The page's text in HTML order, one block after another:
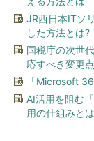
JR西日本ITソ
した方法とは?
国税庁の次世
応すべき変更
「Microsoft
AI活用を阻む
用の仕組みと